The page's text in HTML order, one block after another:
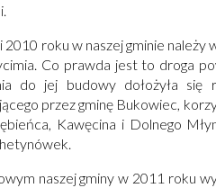
roku w naszej gminie
Co prawda jest to droga
do jej budowy dołożyła się
przez gminę Bukowiec,
Kawęcina i Dolnego
naszej gminy w 2011 roku